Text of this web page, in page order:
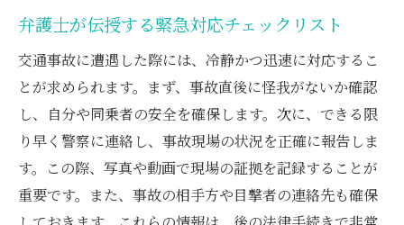
方法
初回相談で弁護士から得られる重要な情報
弁護士との連携で得られる安心感
事故後の不安を減らすための弁護士の役割
弁護士が提供する安心サポートの全貌
弁護士との効果的な連携方法とその利点
弁護士が伝授する緊急対応チェックリスト
交通事故に遭遇した際には、冷静かつ迅速に対応するこ
とが求められます。まず、事故直後に怪我がないか確認
し、自分や同乗者の安全を確保します。次に、できる限
り早く警察に連絡し、事故現場の状況を正確に報告しま
す。この際、写真や動画で現場の証拠を記録することが
重要です。また、事故の相手方や目撃者の連絡先も確保